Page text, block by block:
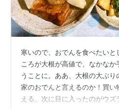
寒いので、おでんを食べたいと
ころが大根が高値で、なかな
うことに。ああ、大根の大ぶ
家のおでんと言えるのか！買
える。次に目に入ったのがウズ